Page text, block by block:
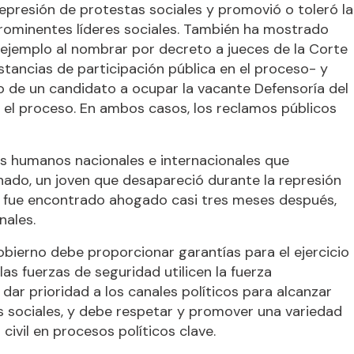
de protestas sociales y promovió o toleró la
líderes sociales. También ha mostrado
al nombrar por decreto a jueces de la Corte
de participación pública en el proceso- y
un candidato a ocupar la vacante Defensoría del
proceso. En ambos casos, los reclamos públicos
humanos nacionales e internacionales que
un joven que desapareció durante la represión
encontrado ahogado casi tres meses después,
debe proporcionar garantías para el ejercicio
fuerzas de seguridad utilicen la fuerza
prioridad a los canales políticos para alcanzar
y debe respetar y promover una variedad
en procesos políticos clave.